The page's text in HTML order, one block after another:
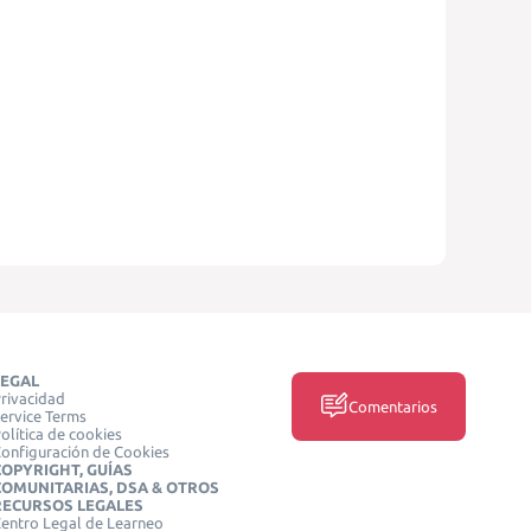
Terms
de cookies
de Cookies
GUÍAS
DSA & OTROS
LEGALES
Legal de Learneo
Comentarios